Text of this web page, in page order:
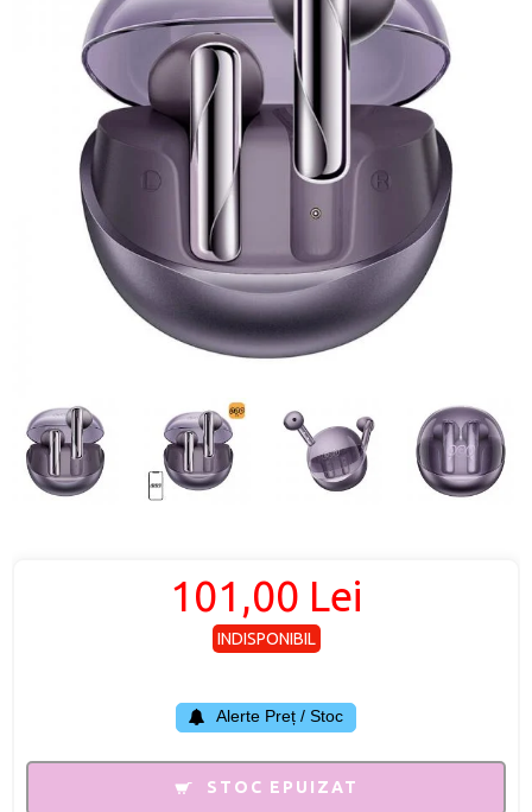
101,00 Lei
INDISPONIBIL
Alerte Preț / Stoc
STOC EPUIZAT